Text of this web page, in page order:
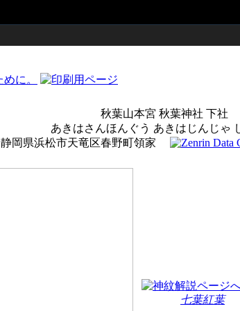
秋葉山本宮 秋葉神社 下社
あきはさんほんぐう あきはじんじゃ
静岡県浜松市天竜区春野町領家
七葉紅葉